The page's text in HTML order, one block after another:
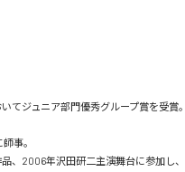
てジュニア部門優秀グループ賞を受賞。
事。
、2006年沢田研二主演舞台に参加し